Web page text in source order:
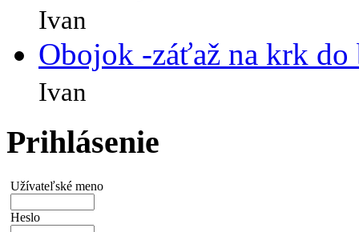
Ivan
Obojok -záťaž na krk do
Ivan
Prihlásenie
Užívateľské meno
Heslo